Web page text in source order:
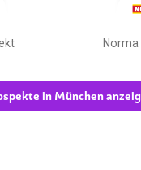
in München